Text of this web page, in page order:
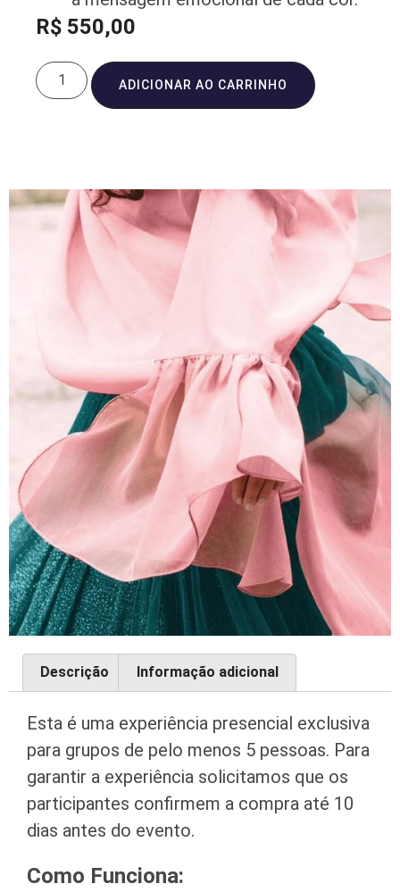
R$ 550,00
ADICIONAR AO CARRINHO
Descrição Informação adicional
Esta é uma experiência presencial exclusiva
para grupos de pelo menos 5 pessoas. Para
garantir a experiência solicitamos que os
participantes confirmem a compra até 10
dias antes do evento.
Como Funciona: